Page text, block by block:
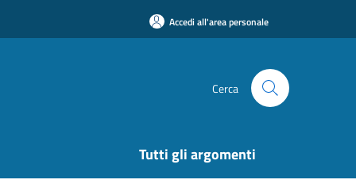
Accedi all'area personale
Cerca
Tutti gli argomenti